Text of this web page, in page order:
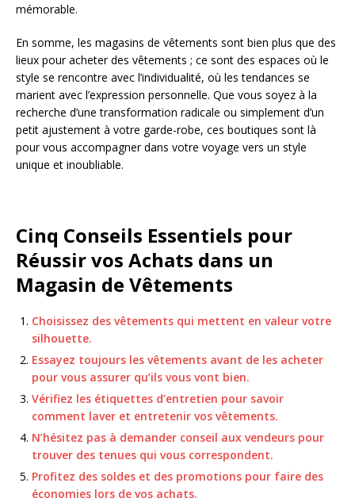
mémorable.
En somme, les magasins de vêtements sont bien plus que des
lieux pour acheter des vêtements ; ce sont des espaces où le
style se rencontre avec l’individualité, où les tendances se
marient avec l’expression personnelle. Que vous soyez à la
recherche d’une transformation radicale ou simplement d’un
petit ajustement à votre garde-robe, ces boutiques sont là
pour vous accompagner dans votre voyage vers un style
unique et inoubliable.
Cinq Conseils Essentiels pour
Réussir vos Achats dans un
Magasin de Vêtements
Choisissez des vêtements qui mettent en valeur votre
silhouette.
Essayez toujours les vêtements avant de les acheter
pour vous assurer qu’ils vous vont bien.
Vérifiez les étiquettes d’entretien pour savoir
comment laver et entretenir vos vêtements.
N’hésitez pas à demander conseil aux vendeurs pour
trouver des tenues qui vous correspondent.
Profitez des soldes et des promotions pour faire des
économies lors de vos achats.